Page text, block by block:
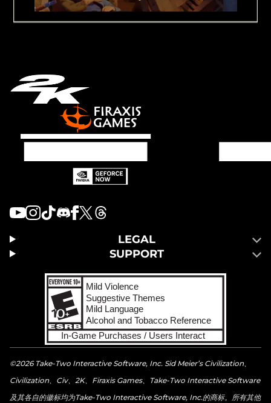
LEGAL
SUPPORT
©2026 Take-Two Interactive Software, Inc. Sid Meier’s Civilization、
Civilization、Civ、2K、Firaxis Games、Take-Two Interactive Software
及其各自的徽标均为Take-Two Interactive Software, Inc.的商标。所有其他